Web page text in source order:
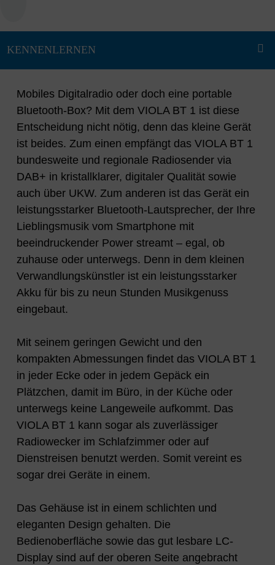
Mobiles Digitalradio oder doch eine portable
Bluetooth-Box? Mit dem VIOLA BT 1 ist diese
Entscheidung nicht nötig, denn das kleine Gerät
ist beides. Zum einen empfängt das VIOLA BT 1
bundesweite und regionale Radiosender via
DAB+ in kristallklarer, digitaler Qualität sowie
auch über UKW. Zum anderen ist das Gerät ein
leistungsstarker Bluetooth-Lautsprecher, der Ihre
Lieblingsmusik vom Smartphone mit
beeindruckender Power streamt – egal, ob
zuhause oder unterwegs. Denn in dem kleinen
Verwandlungskünstler ist ein leistungsstarker
Akku für bis zu neun Stunden Musikgenuss
eingebaut.
Mit seinem geringen Gewicht und den
kompakten Abmessungen findet das VIOLA BT 1
in jeder Ecke oder in jedem Gepäck ein
Plätzchen, damit im Büro, in der Küche oder
unterwegs keine Langeweile aufkommt. Das
VIOLA BT 1 kann sogar als zuverlässiger
Radiowecker im Schlafzimmer oder auf
Dienstreisen benutzt werden. Somit vereint es
sogar drei Geräte in einem.
Das Gehäuse ist in einem schlichten und
eleganten Design gehalten. Die
Bedienoberfläche sowie das gut lesbare LC-
Display sind auf der oberen Seite angebracht